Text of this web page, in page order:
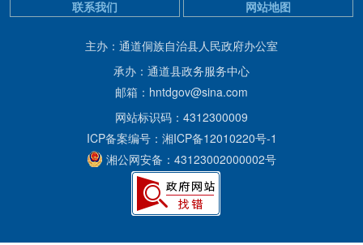
主办：通道侗族自治县人民政府办公室
承办：通道县政务服务中心
邮箱：hntdgov@sina.com
网站标识码：4312300009
ICP备案编号：湘ICP备12010220号-1
湘公网安备：43123002000002号
联系我们 网站地图